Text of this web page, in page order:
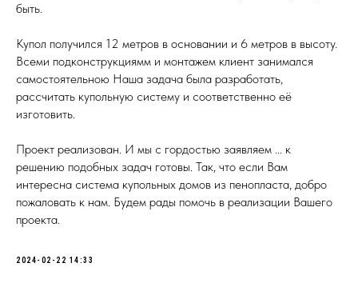
быть.
Купол получился 12 метров в основании и 6 метров в высоту.
Всеми подконструкциямм и монтажем клиент занимался
самостоятельною Наша задача была разработать,
рассчитать купольную систему и соответственно её
изготовить.
Проект реализован. И мы с гордостью заявляем ... к
решению подобных задач готовы. Так, что если Вам
интересна система купольных домов из пенопласта, добро
пожаловать к нам. Будем рады помочь в реализации Вашего
проекта.
2024-02-22 14:33